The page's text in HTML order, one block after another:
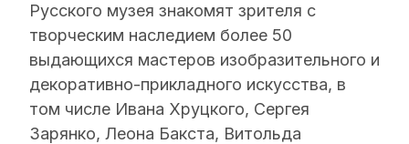
Русского музея знакомят зрителя с
творческим наследием более 50
выдающихся мастеров изобразительного и
декоративно-прикладного искусства, в
том числе Ивана Хруцкого, Сергея
Зарянко, Леона Бакста, Витольда